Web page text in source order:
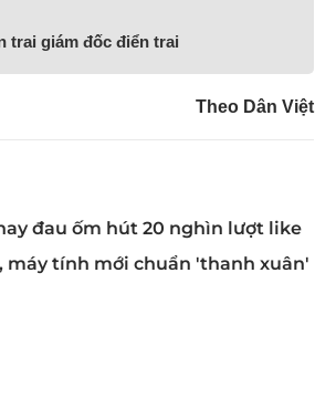
trai giám đốc điển trai
Theo Dân Việt
đau ốm hút 20 nghìn lượt like
máy tính mới chuẩn 'thanh xuân'